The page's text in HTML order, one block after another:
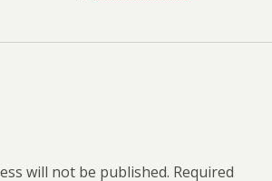
will not be published. Required